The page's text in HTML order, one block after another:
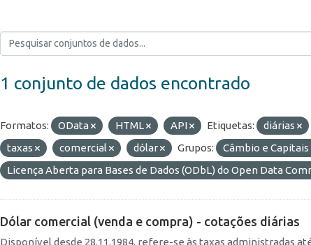
1 conjunto de dados encontrado
Formatos: OData HTML API Etiquetas:
diárias
taxas
comercial dólar Grupos: Câmbio e
Licença Aberta para Bases de Dados (ODbL) do Open Data
Dólar comercial (venda e compra) - cotações diárias
Disponível desde 28.11.1984, refere-se às taxas administradas